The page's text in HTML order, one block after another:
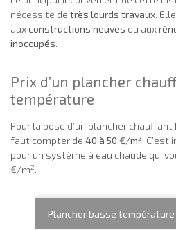
nécessite de très lourds travaux.
auxconstructions neuves ou aux
inoccupés.
Prix d’un plancher
température
Pour la pose d’un plancher
faut compter de 40 à 50 €/m2. C’est
pour un système à eau chaude qui
€/m2.
Plancher basse température